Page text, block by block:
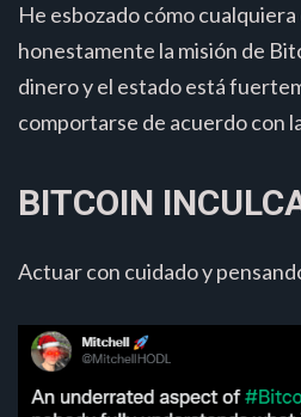
He esbozado cómo
honestamente la misión de
dinero y el estado está
comportarse de acuerdo con
BITCOIN
Actuar con cuidado y